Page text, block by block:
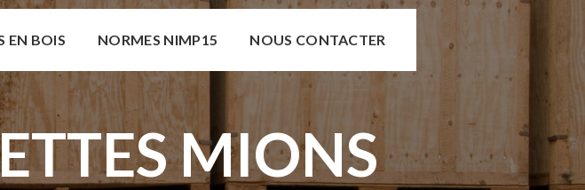
EN BOIS NORMES NIMP15 NOUS CONTACTER
MIONS